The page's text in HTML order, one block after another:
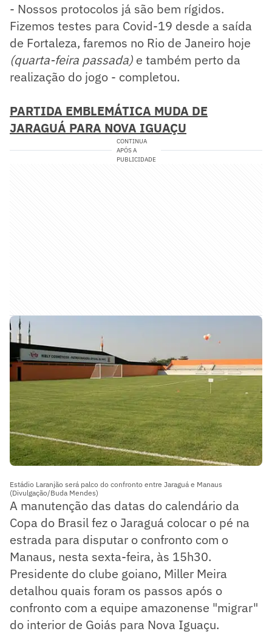
- Nossos protocolos já são bem rígidos.
Fizemos testes para Covid-19 desde a saída
de Fortaleza, faremos no Rio de Janeiro hoje
(quarta-feira passada) e também perto da
realização do jogo - completou.
PARTIDA EMBLEMÁTICA MUDA DE
JARAGUÁ PARA NOVA IGUAÇU
CONTINUA
APÓS A
PUBLICIDADE
Estádio Laranjão será palco do confronto entre Jaraguá e Manaus
(Divulgação/Buda Mendes)
A manutenção das datas do calendário da
Copa do Brasil fez o Jaraguá colocar o pé na
estrada para disputar o confronto com o
Manaus, nesta sexta-feira, às 15h30.
Presidente do clube goiano, Miller Meira
detalhou quais foram os passos após o
confronto com a equipe amazonense "migrar"
do interior de Goiás para Nova Iguaçu.